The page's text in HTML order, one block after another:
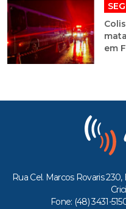
em
Rua Cel. Marcos Rovaris
Fone: (48) 3431-